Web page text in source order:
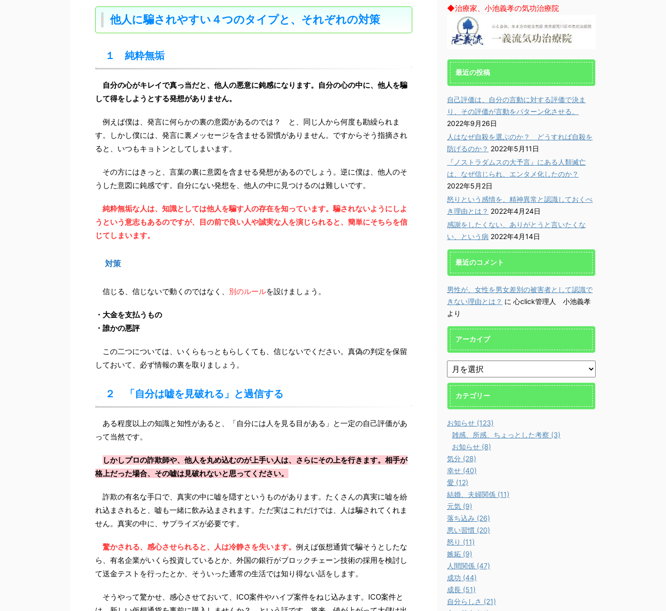
他人に騙されやすい４つのタイプと、それぞれの対策
１ 純粋無垢
自分の心がキレイで真っ当だと、他人の悪意に鈍感になります。自分の心の中に、他人を騙
して得をしようとする発想がありません。
例えば僕は、発言に何らかの裏の意図があるのでは？ と、同じ人から何度も勘繰られま
す。しかし僕には、発言に裏メッセージを含ませる習慣がありません。ですからそう指摘され
ると、いつもキョトンとしてしまいます。
その方にはきっと、言葉の裏に意図を含ませる発想があるのでしょう。逆に僕は、他人のそ
うした意図に鈍感です。自分にない発想を、他人の中に見つけるのは難しいです。
純粋無垢な人は、知識としては他人を騙す人の存在を知っています。騙されないようにしよ
うという意志もあるのですが、目の前で良い人や誠実な人を演じられると、簡単にそちらを信
じてしまいます。
対策
信じる、信じないで動くのではなく、 別のルールを設けましょう。
・大金を支払うもの
・誰かの悪評
この二つについては、いくらもっともらしくても、信じないでください。真偽の判定を保留
しておいて、必ず情報の裏を取りましょう。
２ 「自分は嘘を見破れる」と過信する
ある程度以上の知識と知性があると、「自分には人を見る目がある」と一定の自己評価があ
って当然です。
しかしプロの詐欺師や、他人を丸め込むのが上手い人は、さらにその上を行きます。相手が
格上だった場合、その嘘は見破れないと思ってください。
詐欺の有名な手口で、真実の中に嘘を隠すというものがあります。たくさんの真実に嘘を紛
れ込まされると、嘘も一緒に飲み込まされます。ただ実はこれだけでは、人は騙されてくれま
せん。真実の中に、サプライズが必要です。
驚かされる、感心させられると、人は冷静さを失います。 例えば仮想通貨で騙そうとしたな
ら、有名企業がいくら投資しているとか、外国の銀行がブロックチェーン技術の採用を検討し
て送金テストを行ったとか、そういった通常の生活では知り得ない話をします。
そうやって驚かせ、感心させておいて、ICO案件やハイプ案件をねじ込みます。ICO案件と
◆治療家、小池義孝の気功治療院
最近の投稿
自己評価は、自分の言動に対する評価で決ま
り、その評価が言動をパターン化させる。
2022年9月26日
人はなぜ自殺を選ぶのか？ どうすれば自殺を
防げるのか？ 2022年5月11日
『ノストラダムスの大予言』にある人類滅亡
は、なぜ信じられ、エンタメ化したのか？
2022年5月2日
怒りという感情を、精神異常と認識しておくべ
き理由とは？ 2022年4月24日
感謝をしたくない、ありがとうと言いたくな
い、という病 2022年4月14日
最近のコメント
男性が、女性を男女差別の被害者として認識で
きない理由とは？ に 心click管理人 小池義孝
より
アーカイブ
カテゴリー
お知らせ (123)
雑感、所感、ちょっとした考察 (3)
お知らせ (8)
気分 (28)
幸せ (40)
愛 (12)
結婚、夫婦関係 (11)
元気 (9)
落ち込み (26)
悪い習慣 (20)
怒り (11)
嫉妬 (9)
人間関係 (47)
成功 (44)
成長 (51)
自分らしさ (21)